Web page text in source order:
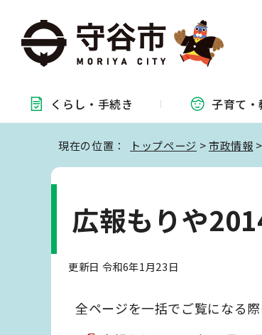
くらし・ 手続き 子育て・
現在の位置： トップページ >市政情報 >
広報もりや
更新日 令和6年1月23日
全ページを一括でご覧になる